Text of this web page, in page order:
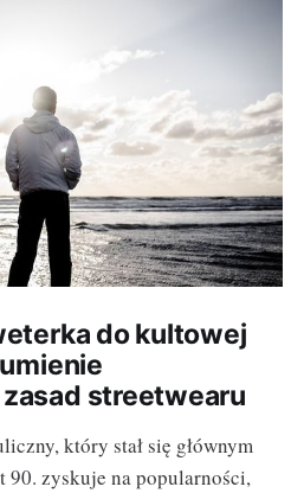
do kultowej
streetwearu
który stał się głównym
90. zyskuje na popularności,